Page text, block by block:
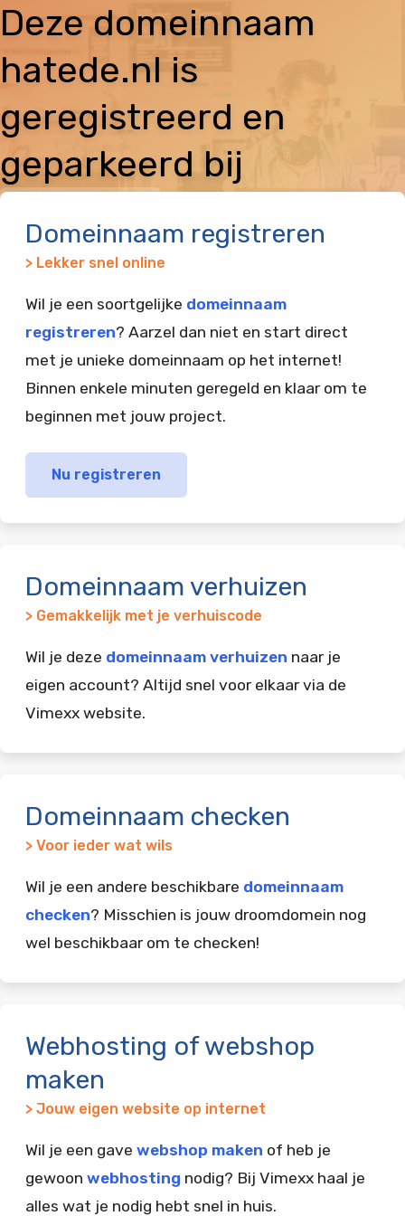
Deze domeinnaam
hatede.nl is
geregistreerd en
geparkeerd bij
Domeinnaam registreren
> Lekker snel online
Wil je een soortgelijke domeinnaam
registreren? Aarzel dan niet en start direct
met je unieke domeinnaam op het internet!
Binnen enkele minuten geregeld en klaar om te
beginnen met jouw project.
Nu registreren
Domeinnaam verhuizen
> Gemakkelijk met je verhuiscode
Wil je deze domeinnaam verhuizen naar je
eigen account? Altijd snel voor elkaar via de
Vimexx website.
Domeinnaam checken
> Voor ieder wat wils
Wil je een andere beschikbare domeinnaam
checken? Misschien is jouw droomdomein nog
wel beschikbaar om te checken!
Webhosting of webshop
maken
> Jouw eigen website op internet
Wil je een gave webshop maken of heb je
gewoon webhosting nodig? Bij Vimexx haal je
alles wat je nodig hebt snel in huis.